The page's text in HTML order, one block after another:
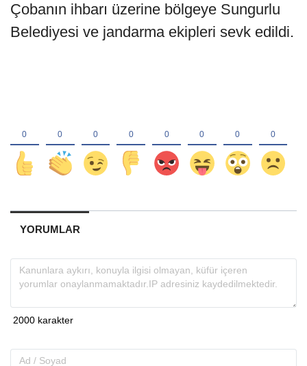
Çobanın ihbarı üzerine bölgeye Sungurlu
Belediyesi ve jandarma ekipleri sevk edildi.
YORUMLAR